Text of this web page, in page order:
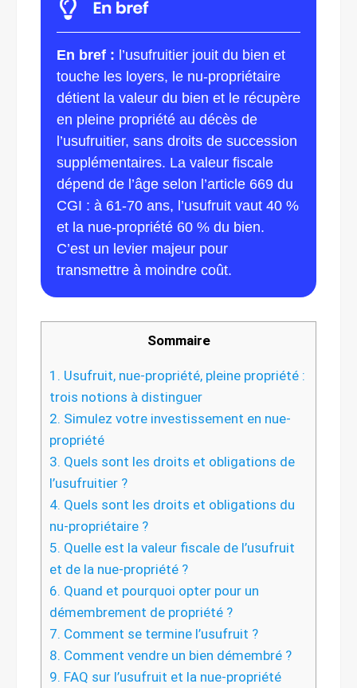
En bref : l’usufruitier jouit du bien et
touche les loyers, le nu-propriétaire
détient la valeur du bien et le récupère
en pleine propriété au décès de
l’usufruitier, sans droits de succession
supplémentaires. La valeur fiscale
dépend de l’âge selon l’article 669 du
CGI : à 61-70 ans, l’usufruit vaut 40 %
et la nue-propriété 60 % du bien.
C’est un levier majeur pour
transmettre à moindre coût.
Sommaire
1. Usufruit, nue-propriété, pleine propriété :
trois notions à distinguer
2. Simulez votre investissement en nue-
propriété
3. Quels sont les droits et obligations de
l’usufruitier ?
4. Quels sont les droits et obligations du
nu-propriétaire ?
5. Quelle est la valeur fiscale de l’usufruit
et de la nue-propriété ?
6. Quand et pourquoi opter pour un
démembrement de propriété ?
7. Comment se termine l’usufruit ?
8. Comment vendre un bien démembré ?
9. FAQ sur l’usufruit et la nue-propriété